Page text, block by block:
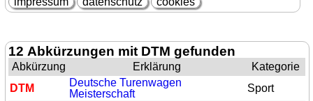
12 Abkürzungen mit DTM gefunden
Abkürzung Erklärung
Kategorie
DTM
Deutsche Turenwagen
Meisterschaft
Sport